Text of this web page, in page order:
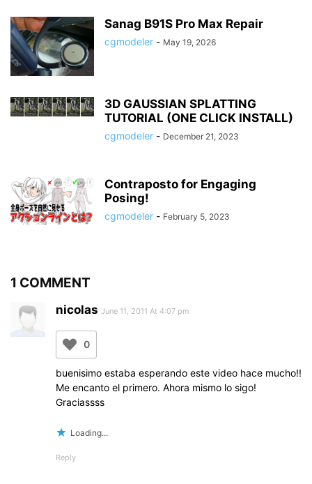
Sanag B91S Pro Max Repair
cgmodeler - May 19, 2026
3D GAUSSIAN SPLATTING
TUTORIAL (ONE CLICK INSTALL)
cgmodeler - December 21, 2023
Contraposto for Engaging
Posing!
cgmodeler - February 5, 2023
1 COMMENT
nicolas June 11, 2011 At 4:07 pm
0
buenisimo estaba esperando este video hace mucho!!
Me encanto el primero. Ahora mismo lo sigo!
Graciassss
Loading...
Reply